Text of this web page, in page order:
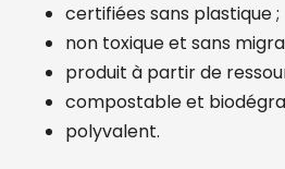
certifiées sans plastique ;
non toxique et sans
produit à partir de
compostable et
polyvalent.